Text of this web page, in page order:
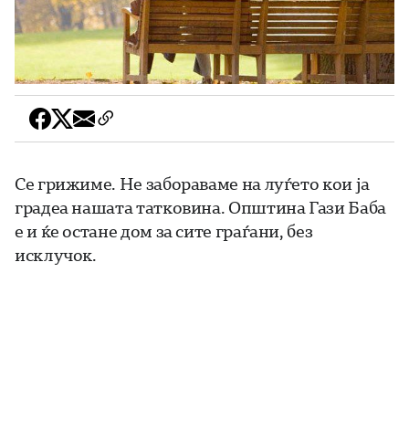
Се грижиме. Не забораваме на луѓето кои ја
градеа нашата татковина. Општина Гази Баба
е и ќе остане дом за сите граѓани, без
исклучок.